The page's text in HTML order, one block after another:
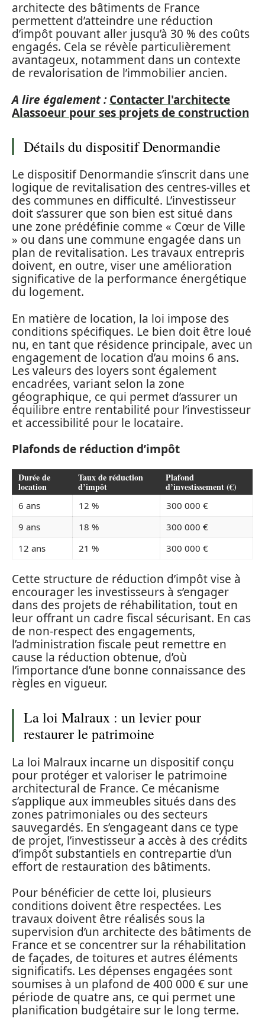
architecte des bâtiments de France
permettent d’atteindre une réduction
d’impôt pouvant aller jusqu’à 30 % des coûts
engagés. Cela se révèle particulièrement
avantageux, notamment dans un contexte
de revalorisation de l’immobilier ancien.
A lire également : Contacter l'architecte
Alassoeur pour ses projets de construction
Détails du dispositif Denormandie
Le dispositif Denormandie s’inscrit dans une
logique de revitalisation des centres-villes et
des communes en difficulté. L’investisseur
doit s’assurer que son bien est situé dans
une zone prédéfinie comme « Cœur de Ville
» ou dans une commune engagée dans un
plan de revitalisation. Les travaux entrepris
doivent, en outre, viser une amélioration
significative de la performance énergétique
du logement.
En matière de location, la loi impose des
conditions spécifiques. Le bien doit être loué
nu, en tant que résidence principale, avec un
engagement de location d’au moins 6 ans.
Les valeurs des loyers sont également
encadrées, variant selon la zone
géographique, ce qui permet d’assurer un
équilibre entre rentabilité pour l’investisseur
et accessibilité pour le locataire.
Plafonds de réduction d’impôt
Durée de
location
Taux de réduction
d’impôt
Plafond
d’investissement (€)
6 ans 12 %
300 000 €
9 ans
18 %
300 000 €
12 ans
21 % 300 000 €
Cette structure de réduction d’impôt vise à
encourager les investisseurs à s’engager
dans des projets de réhabilitation, tout en
leur offrant un cadre fiscal sécurisant. En cas
de non-respect des engagements,
l’administration fiscale peut remettre en
cause la réduction obtenue, d’où
l’importance d’une bonne connaissance des
règles en vigueur.
La loi Malraux : un levier pour
restaurer le patrimoine
La loi Malraux incarne un dispositif conçu
pour protéger et valoriser le patrimoine
architectural de France. Ce mécanisme
s’applique aux immeubles situés dans des
zones patrimoniales ou des secteurs
sauvegardés. En s’engageant dans ce type
de projet, l’investisseur a accès à des crédits
d’impôt substantiels en contrepartie d’un
effort de restauration des bâtiments.
Pour bénéficier de cette loi, plusieurs
conditions doivent être respectées. Les
travaux doivent être réalisés sous la
supervision d’un architecte des bâtiments de
France et se concentrer sur la réhabilitation
de façades, de toitures et autres éléments
significatifs. Les dépenses engagées sont
soumises à un plafond de 400 000 € sur une
période de quatre ans, ce qui permet une
planification budgétaire sur le long terme.